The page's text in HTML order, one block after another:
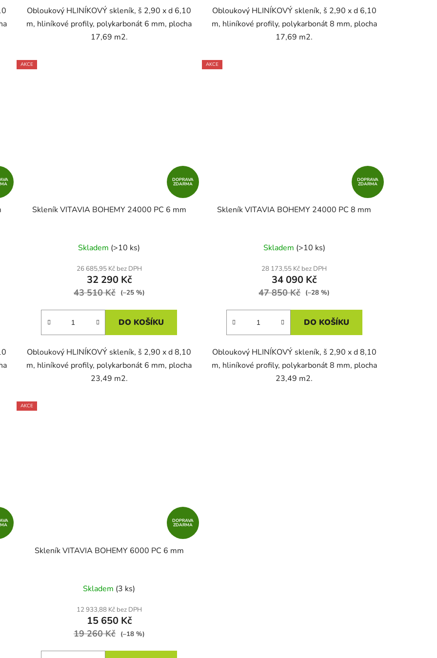
Obloukový HLINÍKOVÝ skleník, š 2,90 x d 6,10
m, hliníkové profily, polykarbonát 6 mm, plocha
17,69 m2.
Obloukový HLINÍKOVÝ skleník, š 2,90 x d 6,10
m, hliníkové profily, polykarbonát 8 mm, plocha
17,69 m2.
AKCE
DOPRAVA
ZDARMA
Skleník VITAVIA BOHEMY 24000 PC 6 mm
Skladem (>10 ks)
26 685,95 Kč bez DPH
32 290 Kč
43 510 Kč (–25 %)
DO KOŠÍKU
Obloukový HLINÍKOVÝ skleník, š 2,90 x d 8,10
m, hliníkové profily, polykarbonát 6 mm, plocha
23,49 m2.
AKCE
DOPRAVA
ZDARMA
Skleník VITAVIA BOHEMY 24000 PC 8 mm
Skladem (>10 ks)
28 173,55 Kč bez DPH
34 090 Kč
47 850 Kč (–28 %)
DO KOŠÍKU
Obloukový HLINÍKOVÝ skleník, š 2,90 x d 8,10
m, hliníkové profily, polykarbonát 8 mm, plocha
23,49 m2.
AKCE
DOPRAVA
ZDARMA
Skleník VITAVIA BOHEMY 6000 PC 6 mm
Skladem (3 ks)
12 933,88 Kč bez DPH
15 650 Kč
19 260 Kč (–18 %)